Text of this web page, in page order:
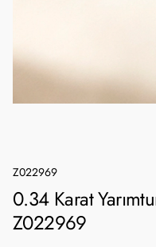
Z022969
0.34 Karat
Z022969